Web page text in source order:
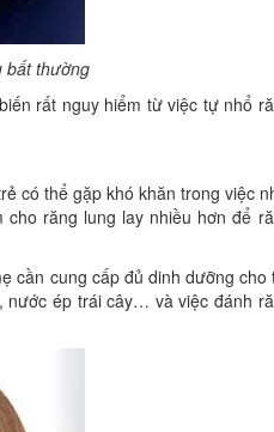
bất thường
rất nguy hiểm từ việc tự nhổ
có thể gặp khó khăn trong việc
răng lung lay nhiều hơn để
cần cung cấp đủ dinh dưỡng cho
nước ép trái cây… và việc đánh